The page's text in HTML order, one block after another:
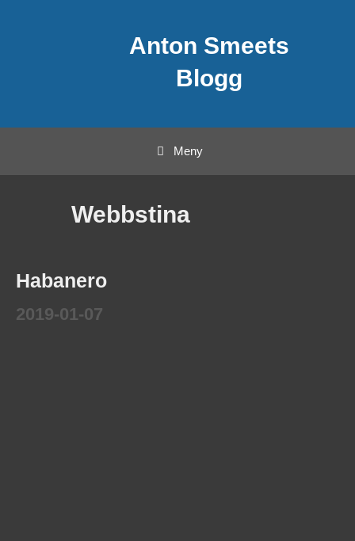
Anton Smeets
Blogg
Meny
Webbstina
Habanero
2019-01-07